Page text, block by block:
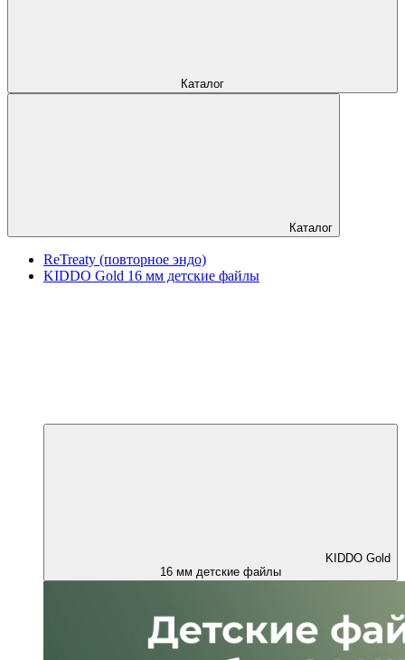
Каталог
Каталог
ReTreaty (повторное эндо)
KIDDO Gold 16 мм детские файлы
KIDDO Gold
16 мм детские файлы